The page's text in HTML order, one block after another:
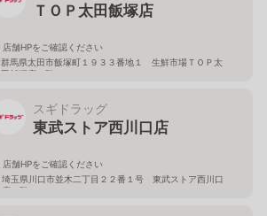
ＴＯＰ太田飯塚店
店舗HPをご確認ください
群馬県太田市飯塚町１９３３番地１ 生鮮市場ＴＯＰ太
田飯塚店１階
スギドラッグ
東武ストア西川口店
店舗HPをご確認ください
埼玉県川口市並木二丁目２２番１号 東武ストア西川口
店２階